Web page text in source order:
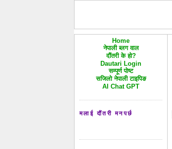
Home
नेपाली ब्लग वाल
दौंतरी के हो?
Dautari Login
सम्पूर्ण पोष्ट
सजिलो नेपाली टाइपिङ
AI Chat GPT
मलाई दौंतरी मनपर्छ